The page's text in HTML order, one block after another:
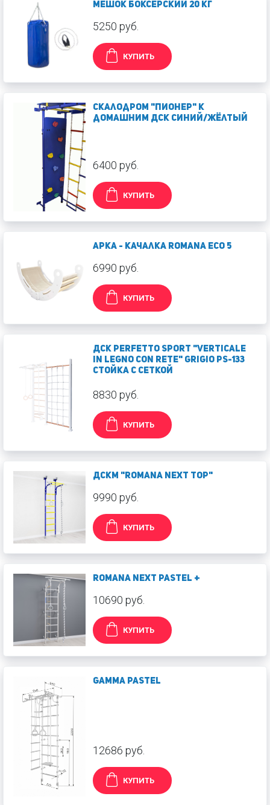
Мешок боксерский 20 кг
5250 руб.
КУПИТЬ
Скалодром "Пионер" к
домашним ДСК синий/жёлтый
6400 руб.
КУПИТЬ
Арка - качалка ROMANA Eco 5
6990 руб.
КУПИТЬ
ДСК PERFETTO SPORT "Verticale
in legno con rete" grigio PS-133
Стойка с сеткой
8830 руб.
КУПИТЬ
ДСКМ "Romana Next Top"
9990 руб.
КУПИТЬ
ROMANA Next Pastel +
10690 руб.
КУПИТЬ
GAMMA PASTEL
12686 руб.
КУПИТЬ